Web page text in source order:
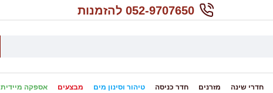
052-9707650 להזמנות
חדרי שינה מזרנים חדר כניסה טיהור וסינון מים מבצעים אספקה מיידית